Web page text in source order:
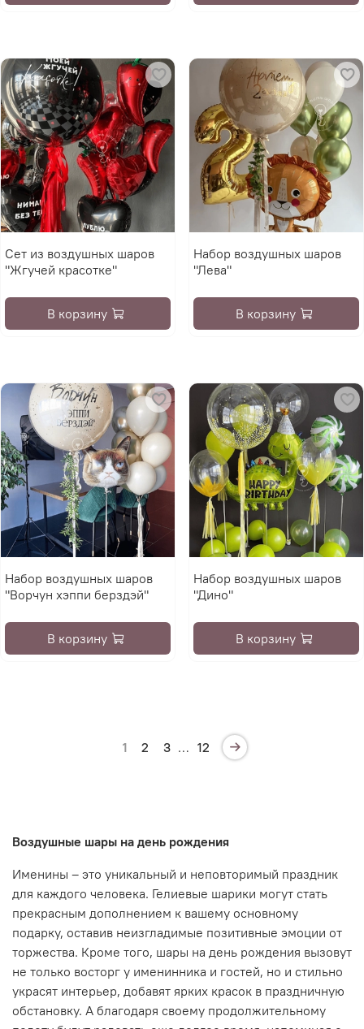
Сет из воздушных шаров
"Жгучей красотке"
В корзину
Набор воздушных шаров
"Лева"
В корзину
Набор воздушных шаров
"Ворчун хэппи берздэй"
В корзину
Набор воздушных шаров
"Дино"
В корзину
1 2 3 … 12
Воздушные шары на день рождения
Именины – это уникальный и неповторимый праздник
для каждого человека. Гелиевые шарики могут стать
прекрасным дополнением к вашему основному
подарку, оставив неизгладимые позитивные эмоции от
торжества. Кроме того, шары на день рождения вызовут
не только восторг у именинника и гостей, но и стильно
украсят интерьер, добавят ярких красок в праздничную
обстановку. А благодаря своему продолжительному